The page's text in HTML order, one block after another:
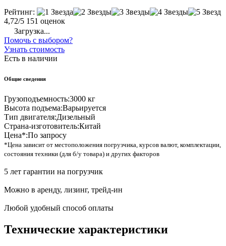
Рейтинг:
4,72/5 151 оценок
Загрузка...
Помочь с выбором?
Узнать стоимость
Есть в наличии
Общие сведения
Грузоподъемность:3000 кг
Высота подъема:Варьируется
Тип двигателя:Дизельный
Страна-изготовитель:Китай
Цена*:По запросу
*Цена зависит от местоположения погрузчика, курсов валют, комплектации,
состояния техники (для б/у товара) и других факторов
5 лет гарантии на погрузчик
Можно в аренду, лизинг, трейд-ин
Любой удобный способ оплаты
Технические характеристики